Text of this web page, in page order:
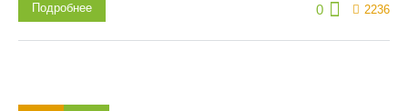
0 2236
Подробнее